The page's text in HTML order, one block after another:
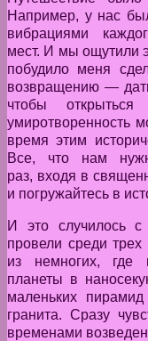
Например, у нас
вибрациями
мест. И мы ощутили
побудило меня
возвращению —
чтобы
умиротворенность
время этим
Все, что нам
раз, входя в
и погружайтесь в
И это случилось
провели среди
из немногих, где
планеты в
маленьких
гранита. Сразу
временами